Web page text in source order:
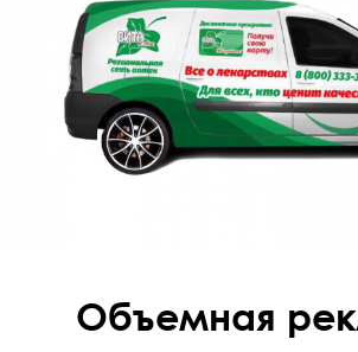
Объемная